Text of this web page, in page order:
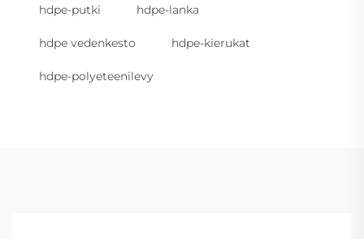
hdpe-putki hdpe-lanka
hdpe vedenkesto hdpe-kierukat
hdpe-polyeteenilevy